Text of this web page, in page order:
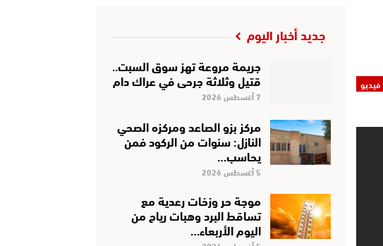
فيديو
جديد أخبار اليوم
جريمة مروعة تهز سوق السبت..
قتيل وثلاثة جرحى في عراك دام
7 أغسطس 2026
مركز بزو الصاعد ومركزه الصحي
النازل: سنوات من الركود فمن
يحاسب…
5 أغسطس 2026
موجة حر وزخات رعدية مع
تساقط البرد وهبات رياح من
اليوم الأربعاء…